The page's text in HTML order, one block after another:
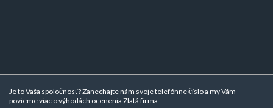
Je to Vaša spoločnosť? Zanechajte nám svoje telefónne číslo a my Vám
povieme viac ovýhodách ocenenia Zlatá firma